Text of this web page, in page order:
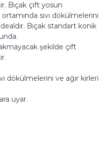
Bıçak çift yosun
sıvı dökülmelerini
Bıçak standart konik
şekilde çift
dökülmelerini ve ağır kirleri
uyar.